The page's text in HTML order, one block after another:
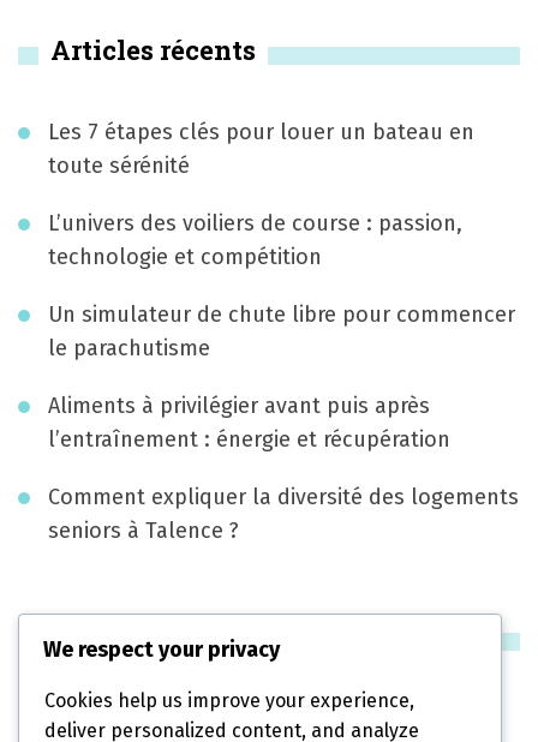
v
a
i
n
Articles récents
Les 7 étapes clés pour louer un bateau en
toute sérénité
L’univers des voiliers de course : passion,
technologie et compétition
Un simulateur de chute libre pour commencer
le parachutisme
Aliments à privilégier avant puis après
l’entraînement : énergie et récupération
Comment expliquer la diversité des logements
seniors à Talence ?
Catégories
Diététique
We respect your privacy
Cookies help us improve your experience,
deliver personalized content, and analyze